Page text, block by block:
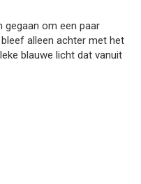
gegaan om een paar
alleen achter met het
blauwe licht dat vanuit